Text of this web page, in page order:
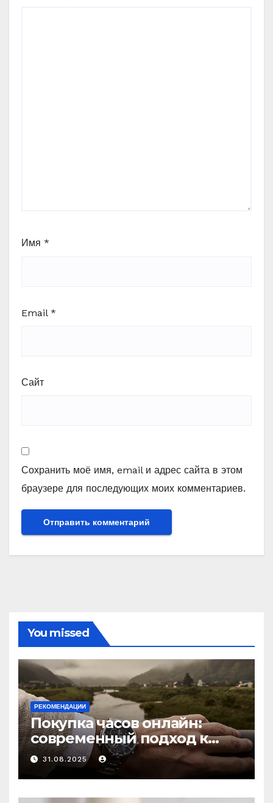
Имя *
Email *
Сайт
Сохранить моё имя, email и адрес сайта в этом
браузере для последующих моих комментариев.
You missed
РЕКОМЕНДАЦИИ
Покупка часов онлайн:
современный подход к
выбору аксессуаров
31.08.2025